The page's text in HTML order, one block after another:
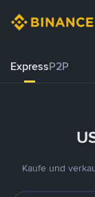
ExpressP2P
Kaufe und